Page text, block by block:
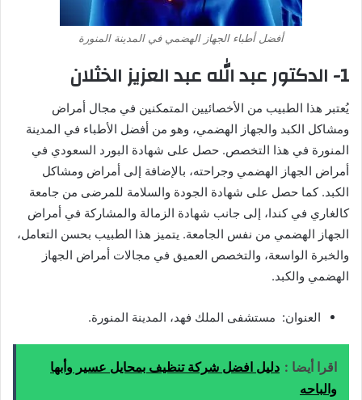
أفضل أطباء الجهاز الهضمي في المدينة المنورة
1- الدكتور عبد الله عبد العزيز الخثلان
يُعتبر هذا الطبيب من الأخصائيين المتمكنين في مجال أمراض
ومشاكل الكبد والجهاز الهضمي، وهو من أفضل الأطباء في المدينة
المنورة في هذا التخصص. حصل على شهادة البورد السعودي في
أمراض الجهاز الهضمي وجراحته، بالإضافة إلى أمراض ومشاكل
الكبد. كما حصل على شهادة الجودة والسلامة للمرضى من جامعة
كالغاري في كندا، إلى جانب شهادة الزمالة والمشاركة في أمراض
الجهاز الهضمي من نفس الجامعة. يتميز هذا الطبيب بحسن التعامل،
والخبرة الواسعة، والتخصص العميق في مجالات أمراض الجهاز
الهضمي والكبد.
العنوان: مستشفى الملك فهد، المدينة المنورة.
اقرا أيضا : دليل افضل شركة تنظيف بمحايل عسير وأبها
والباحه